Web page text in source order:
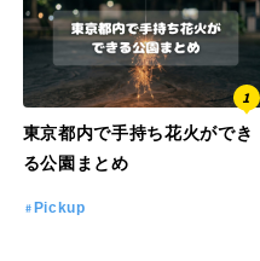
長崎
大分
東京都内で手持ち花火ができ
る公園まとめ
Pickup